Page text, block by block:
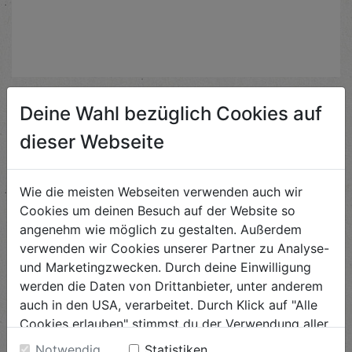
Ähnliche Rezepte
Überbackener Karfiol
Schwierigkeit
leicht
ANSEHEN
Spinatcrêpe mit Avocado &
Deine Wahl bezüglich Cookies auf
dieser Webseite
Wie die meisten Webseiten verwenden auch wir
Cookies um deinen Besuch auf der Website so
angenehm wie möglich zu gestalten. Außerdem
verwenden wir Cookies unserer Partner zu Analyse-
und Marketingzwecken. Durch deine Einwilligung
werden die Daten von Drittanbieter, unter anderem
auch in den USA, verarbeitet. Durch Klick auf "Alle
Cookies erlauben" stimmst du der Verwendung aller
Cookies zu. Unter "Details anzeigen" findest du alle